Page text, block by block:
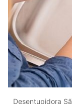
Desentupidora